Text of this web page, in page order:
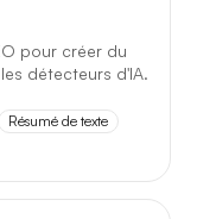
pour créer du
détecteurs d'IA.
Résumé de texte